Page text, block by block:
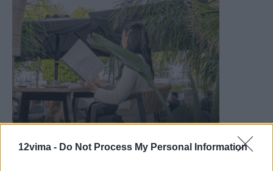
12vima - Do Not Process My Personal Information